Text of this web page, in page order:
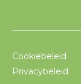
Cookiebeleid
Privacybeleid